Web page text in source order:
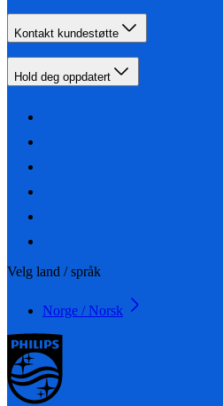
Kontakt kundestøtte
Hold deg oppdatert
Velg land / språk
Norge / Norsk